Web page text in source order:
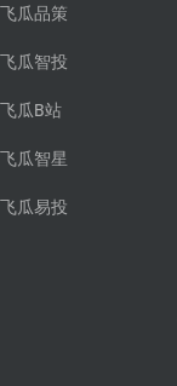
飞瓜品策
飞瓜智投
飞瓜B站
飞瓜智星
飞瓜易投